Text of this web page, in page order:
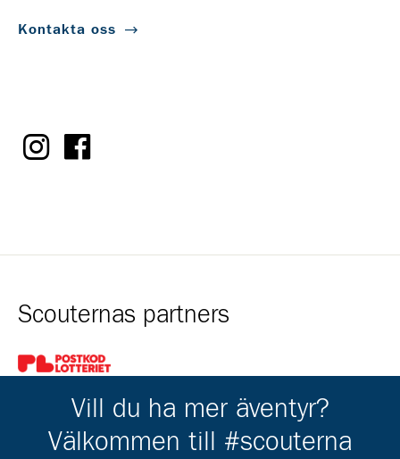
Kontakta oss
Scouternas partners
Gå till pl_50
Vill du ha mer äventyr?
Välkommen till #scouterna